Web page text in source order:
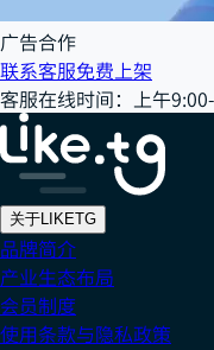
广告合作
联系客服免费上架
客服在线时间： 上午
关于LIKETG
品牌简介
产业生态布局
会员制度
使用条款与隐私政策